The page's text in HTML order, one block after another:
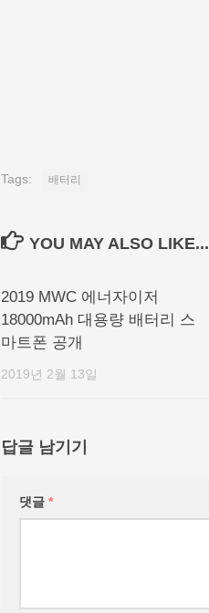
Tags: 배터리
YOU MAY ALSO LIKE...
2019 MWC 에너자이저
18000mAh 대용량 배터리 스
마트폰 공개
2019년 2월 13일
답글 남기기
댓글 *